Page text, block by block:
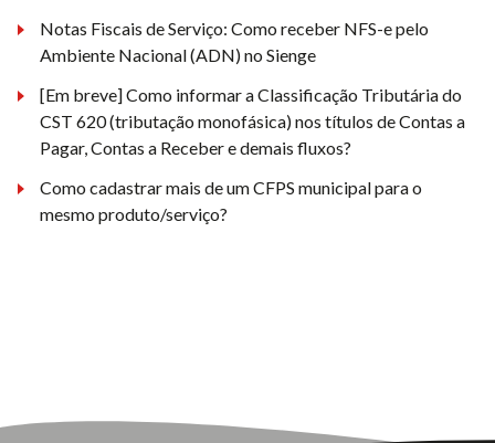
Notas Fiscais de Serviço: Como receber NFS-e pelo
Ambiente Nacional (ADN) no Sienge
[Em breve] Como informar a Classificação Tributária do
CST 620 (tributação monofásica) nos títulos de Contas a
Pagar, Contas a Receber e demais fluxos?
Como cadastrar mais de um CFPS municipal para o
mesmo produto/serviço?